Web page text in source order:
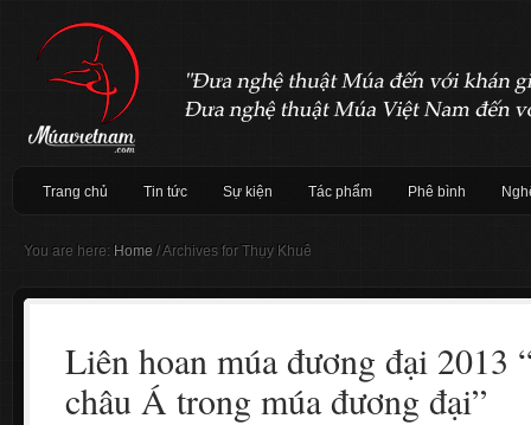
Trang chủ Tin tức Sự kiện Tác phẩm Phê bình
You are here: Home /Archives for Thụy Khuê
Liên hoan múa đương đại 2013
châu Á trong múa đương đại”